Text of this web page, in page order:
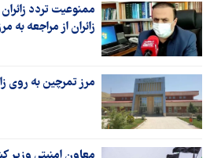
ممنوعیت تردد
زائران از مراجعه به
مرز تمرچین به روی